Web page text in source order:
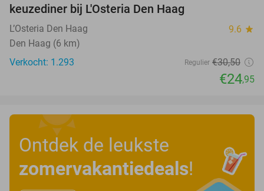
keuzediner bij L'Osteria Den Haag
L’Osteria Den Haag 9.6 star
Den Haag (6 km)
Verkocht: 1.293
Regulier €30,50
€24,95
Ontdek de leukste
zomervakantiedeals!